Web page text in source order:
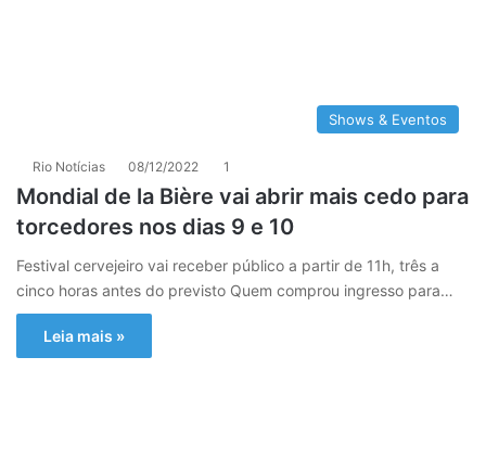
Shows & Eventos
Rio Notícias 08/12/2022 1
Mondial de la Bière vai abrir mais cedo para
torcedores nos dias 9 e 10
Festival cervejeiro vai receber público a partir de 11h, três a
cinco horas antes do previsto Quem comprou ingresso para…
Leia mais »